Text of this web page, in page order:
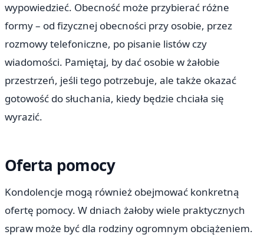
wypowiedzieć. Obecność może przybierać różne
formy – od fizycznej obecności przy osobie, przez
rozmowy telefoniczne, po pisanie listów czy
wiadomości. Pamiętaj, by dać osobie w żałobie
przestrzeń, jeśli tego potrzebuje, ale także okazać
gotowość do słuchania, kiedy będzie chciała się
wyrazić.
Oferta pomocy
Kondolencje mogą również obejmować konkretną
ofertę pomocy. W dniach żałoby wiele praktycznych
spraw może być dla rodziny ogromnym obciążeniem.